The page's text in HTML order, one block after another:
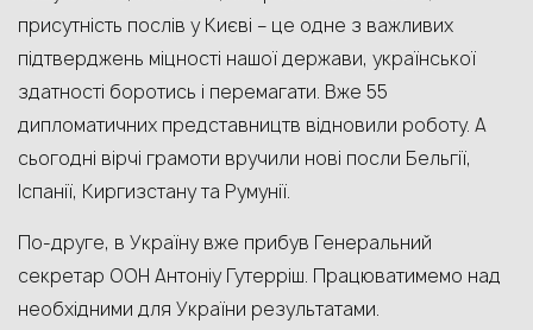
присутність послів у Києві – це одне з важливих
підтверджень міцності нашої держави, української
здатності боротись і перемагати. Вже 55
дипломатичних представництв відновили роботу. А
сьогодні вірчі грамоти вручили нові посли Бельгії,
Іспанії, Киргизстану та Румунії.
По-друге, в Україну вже прибув Генеральний
секретар ООН Антоніу Гутерріш. Працюватимемо над
необхідними для України результатами.